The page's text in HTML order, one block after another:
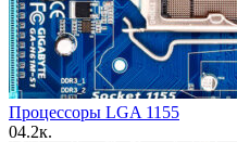
Процессоры LGA 1155
04.2к.